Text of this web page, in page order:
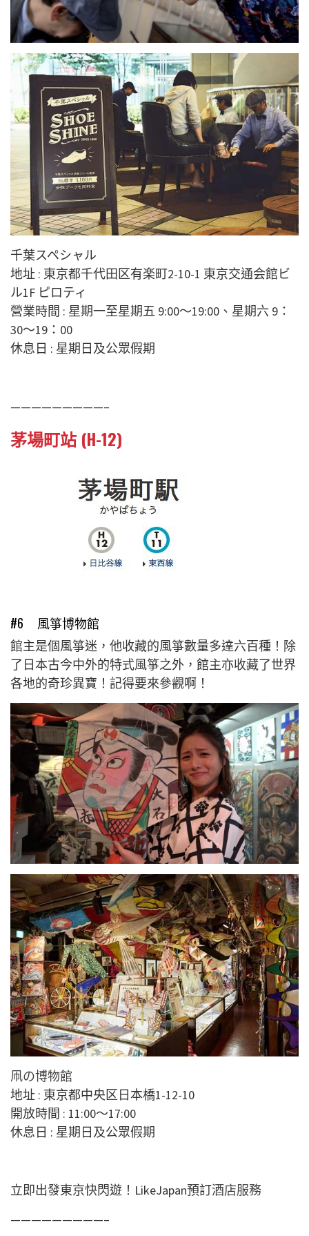
千葉スペシャル
地址 : 東京都千代田区有楽町2-10-1 東京交通会館ビ
ル1F ピロティ
營業時間 : 星期一至星期五 9:00〜19:00、星期六 9：
30～19：00
休息日 : 星期日及公眾假期
—————————–
茅場町站 (H-12)
#6 風箏博物館
館主是個風箏迷，他收藏的風箏數量多達六百種！除
了日本古今中外的特式風箏之外，館主亦收藏了世界
各地的奇珍異寶！記得要來參觀啊！
凧の博物館
地址 : 東京都中央区日本橋1-12-10
開放時間 : 11:00～17:00
休息日 : 星期日及公眾假期
立即出發東京快閃遊！LikeJapan預訂酒店服務
—————————–